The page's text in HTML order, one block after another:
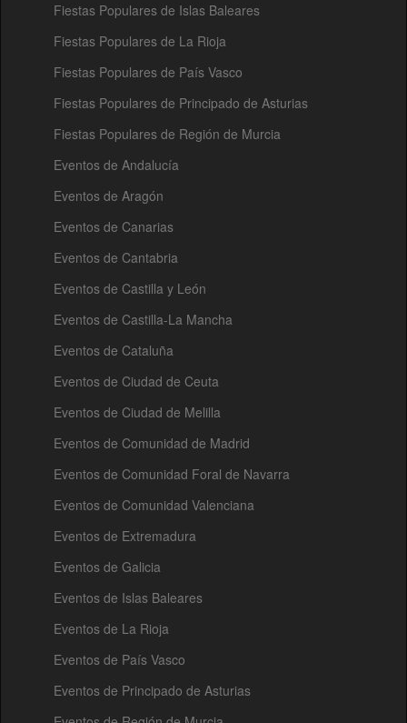
Fiestas Populares de Islas Baleares
Fiestas Populares de La Rioja
Fiestas Populares de País Vasco
Fiestas Populares de Principado de Asturias
Fiestas Populares de Región de Murcia
Eventos de Andalucía
Eventos de Aragón
Eventos de Canarias
Eventos de Cantabria
Eventos de Castilla y León
Eventos de Castilla-La Mancha
Eventos de Cataluña
Eventos de Ciudad de Ceuta
Eventos de Ciudad de Melilla
Eventos de Comunidad de Madrid
Eventos de Comunidad Foral de Navarra
Eventos de Comunidad Valenciana
Eventos de Extremadura
Eventos de Galicia
Eventos de Islas Baleares
Eventos de La Rioja
Eventos de País Vasco
Eventos de Principado de Asturias